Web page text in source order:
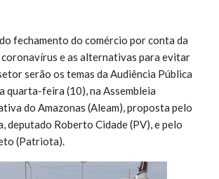
fechamento do comércio por conta da
coronavírus e as alternativas para evitar
serão os temas da Audiência Pública
quarta-feira (10), na Assembleia
do Amazonas (Aleam), proposta pelo
deputado Roberto Cidade (PV), e pelo
(Patriota).